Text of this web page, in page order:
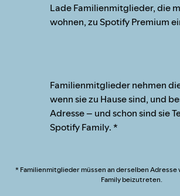
Lade Familienmitglieder, die
wohnen, zu Spotify Premium
Familienmitglieder nehmen
wenn sie zu Hause sind, und
Adresse – und schon sind sie
Spotify Family. *
* Familienmitglieder müssen an derselben Adresse
Family beizutreten.